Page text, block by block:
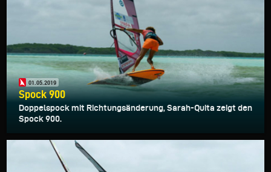
01.05.2019
Spock 900
Doppelspock mit Richtungsänderung, Sarah-Quita zeigt den
Spock 900.